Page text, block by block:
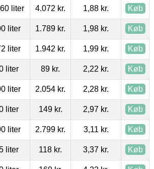
liter 4.072 kr. 1,88 kr. Køb
liter 1.789 kr. 1,98 kr. Køb
liter 1.942 kr. 1,99 kr. Køb
liter 89 kr. 2,22 kr. Køb
liter 2.054 kr. 2,28 kr. Køb
liter 149 kr. 2,97 kr. Køb
liter 2.799 kr. 3,11 kr. Køb
liter 118 kr. 3,37 kr. Køb